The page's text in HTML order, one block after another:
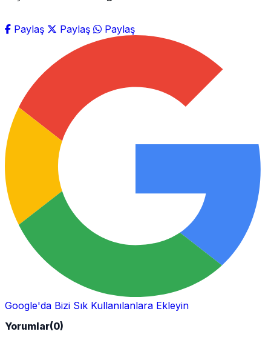
Paylaş Paylaş Paylaş
Google'da Bizi Sık Kullanılanlara Ekleyin
Yorumlar(0)